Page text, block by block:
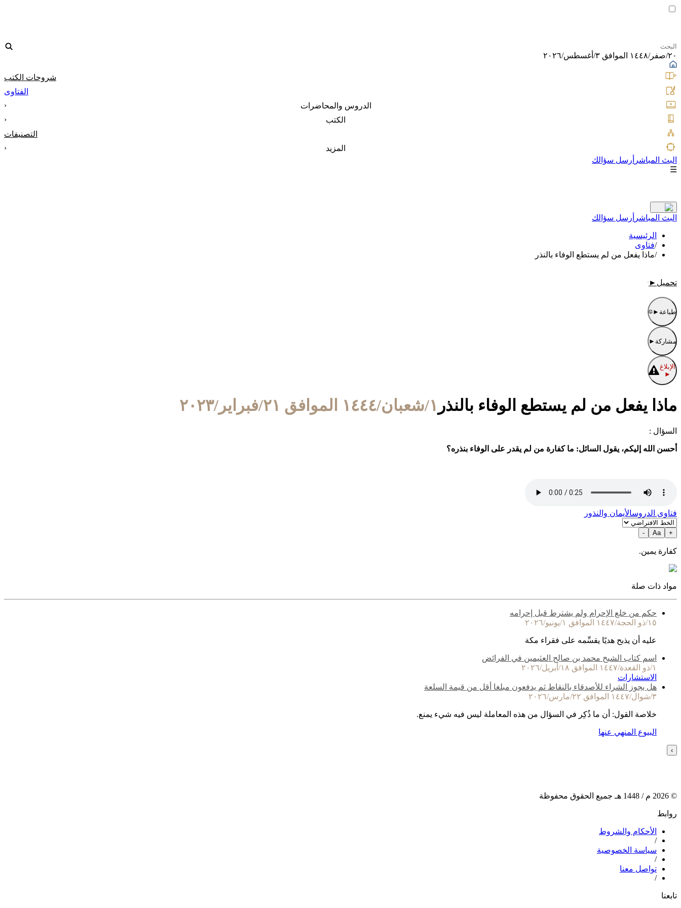
٢٠/صفر/١٤٤٨ الموافق ٣/أغسطس/٢٠٢٦
شروحات الكتب
الفتاوى
الدروس والمحاضرات
‹
الكتب
‹
التصنيفات
المزيد
‹
البث المباشر أرسل سؤالك
☰
البث المباشر أرسل سؤالك
الرئيسية
/فتاوى
/ماذا يفعل من لم يستطع الوفاء بالنذر
تحميل ►
طباعة ►
مشاركة ►
الإبلاغ
►
ماذا يفعل من لم يستطع الوفاء بالنذر ١/شعبان/١٤٤٤ الموافق ٢١/فبراير/٢٠٢٣
السؤال :
أحسن الله إليكم، يقول السائل: ما كفارة من لم يقدر على الوفاء بنذره؟
فتاوى الدروسالأيمان والنذور
+
Aa
-
كفارة يمين.
مواد ذات صلة
حكم من خلع الإحرام ولم يشترط قبل إحرامه
١٥/ذو الحجة/١٤٤٧ الموافق ١/يونيو/٢٠٢٦
عليه أن يذبح هديًا يقسِّمه على فقراء مكة
اسم كتاب الشيخ محمد بن صالح العثيمين في الفرائض
١/ذو القعدة/١٤٤٧ الموافق ١٨/أبريل/٢٠٢٦
الاستشارات
هل يجوز الشراء للأصدقاء بالنقاط ثم يدفعون مبلغا أقل من قيمة السلعة
٣/شوال/١٤٤٧ الموافق ٢٢/مارس/٢٠٢٦
خلاصة القول: أن ما ذُكِر في السؤال من هذه المعاملة ليس فيه شيء يمنع.
البيوع المنهي عنها
›
©
2026 م / 1448 هـ جميع الحقوق محفوظة
روابط
الأحكام والشروط
/
سياسة الخصوصية
/
تواصل معنا
/
تابعنا